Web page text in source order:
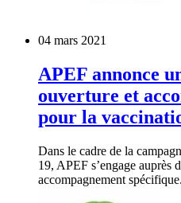
04 mars 2021
APEF annonce
ouverture et
pour la
Dans le cadre de la
19, APEF s’engage auprès
accompagnement